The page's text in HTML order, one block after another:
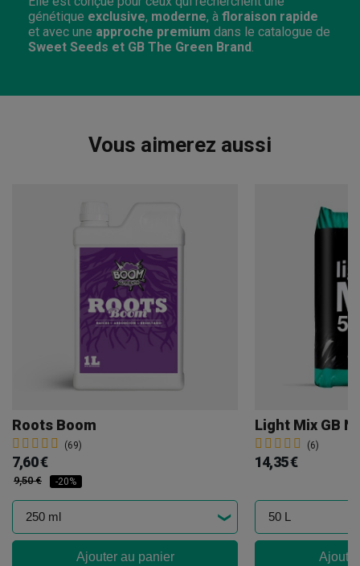
génétique exclusive, moderne, à floraison rapide
et avec une approche premium dans le catalogue de
Sweet Seeds et GB The Green Brand
Vous aimerez aussi
Roots Boom
(69)
7,60 €
9,50 € -20%
Ajouter au panier
Light Mix GB
(6)
14,35 €